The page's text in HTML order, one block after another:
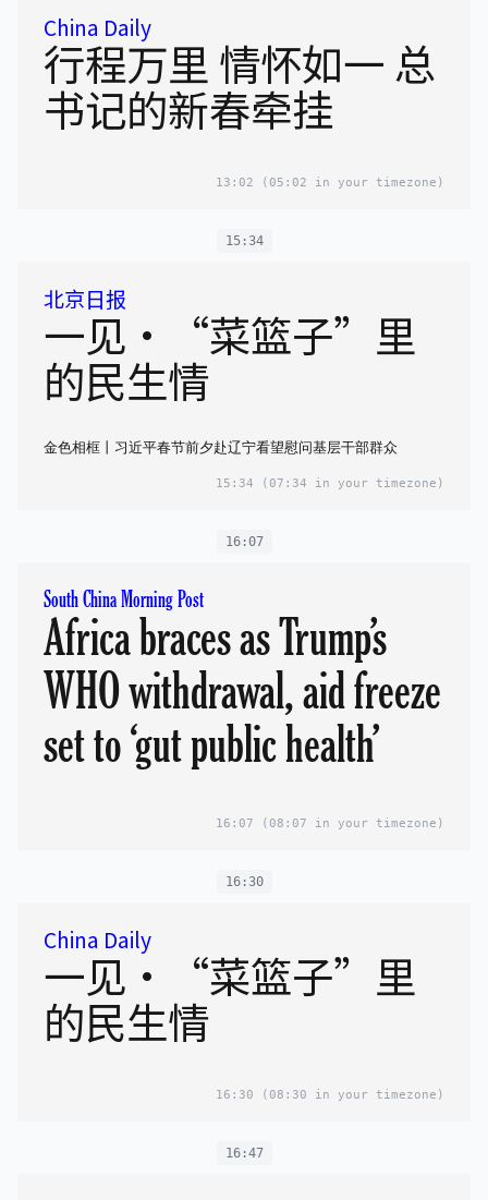
China Daily
行程万里 情怀如一 总
书记的新春牵挂
13:02 (05:02 in your timezone)
15:34
北京日报
一见•“菜篮子”里
的民生情
金色相框丨习近平春节前夕赴辽宁看望慰问基层干部群众
15:34 (07:34 in your timezone)
16:07
South China Morning Post
Africa braces as Trump’s
WHO withdrawal, aid freeze
set to ‘gut public health’
16:07 (08:07 in your timezone)
16:30
China Daily
一见·“菜篮子”里
的民生情
16:30 (08:30 in your timezone)
16:47